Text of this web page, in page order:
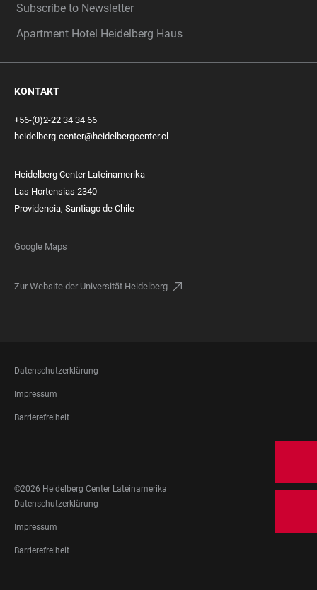
Subscribe to Newsletter
Apartment Hotel Heidelberg Haus
KONTAKT
+56-(0)2-22 34 34 66
heidelberg-center@heidelbergcenter.cl
Heidelberg Center Lateinamerika
Las Hortensias 2340
Providencia, Santiago de Chile
Google Maps
Zur Website der Universität Heidelberg
FOOTER
LEGAL
Datenschutzerklärung
Impressum
Barrierefreiheit
MEDIA
©2026 Heidelberg Center Lateinamerika
FOOTER
LEGAL
Datenschutzerklärung
Impressum
Barrierefreiheit